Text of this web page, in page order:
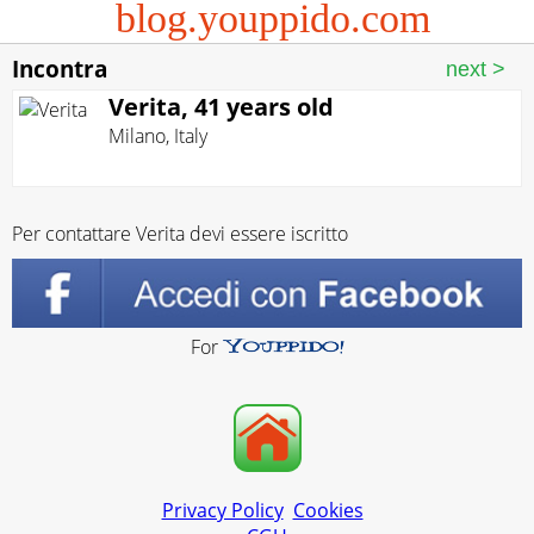
blog.youppido.com
Incontra
Verita, 41 years old
Milano, Italy
Per contattare Verita devi essere iscritto
For
Privacy Policy Cookies